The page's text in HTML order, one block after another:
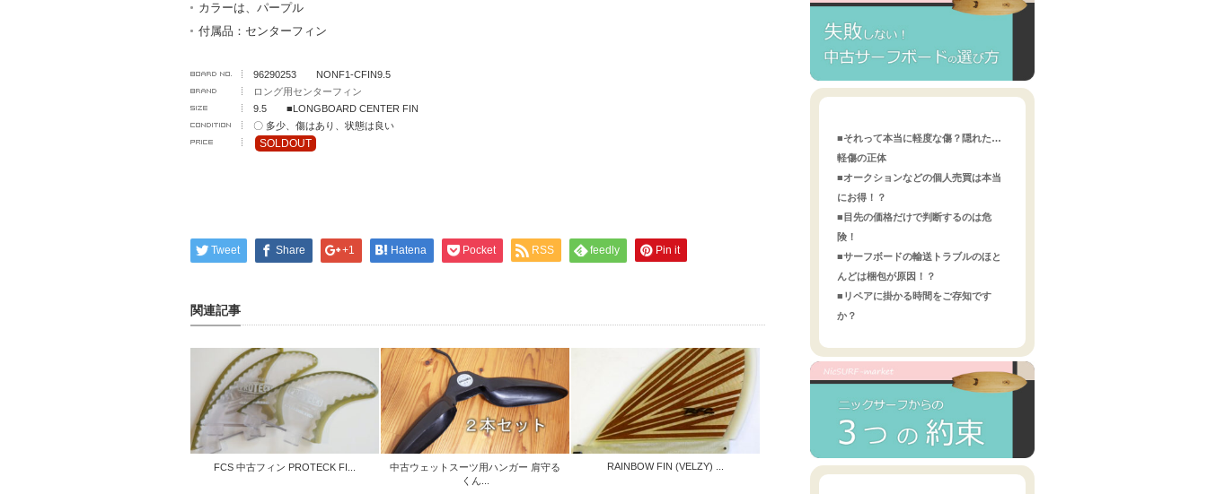
カラーは、パープル
付属品：センターフィン
96290253 NONF1-CFIN9.5
ロング用センターフィン
9.5 ■LONGBOARD CENTER FIN
〇 多少、傷はあり、状態は良い
SOLDOUT
Tweet Share +1 Hatena Pocket RSS feedly Pin it
関連記事
FCS 中古フィン PROTECK FI...
中古ウェットスーツ用ハンガー 肩守る
くん...
RAINBOW FIN (VELZY) ...
■それって本当に軽度な傷？隠れた…
軽傷の正体
■オークションなどの個人売買は本当
にお得！？
■目先の価格だけで判断するのは危
険！
■サーフボードの輸送トラブルのほと
んどは梱包が原因！？
■リペアに掛かる時間をご存知です
か？